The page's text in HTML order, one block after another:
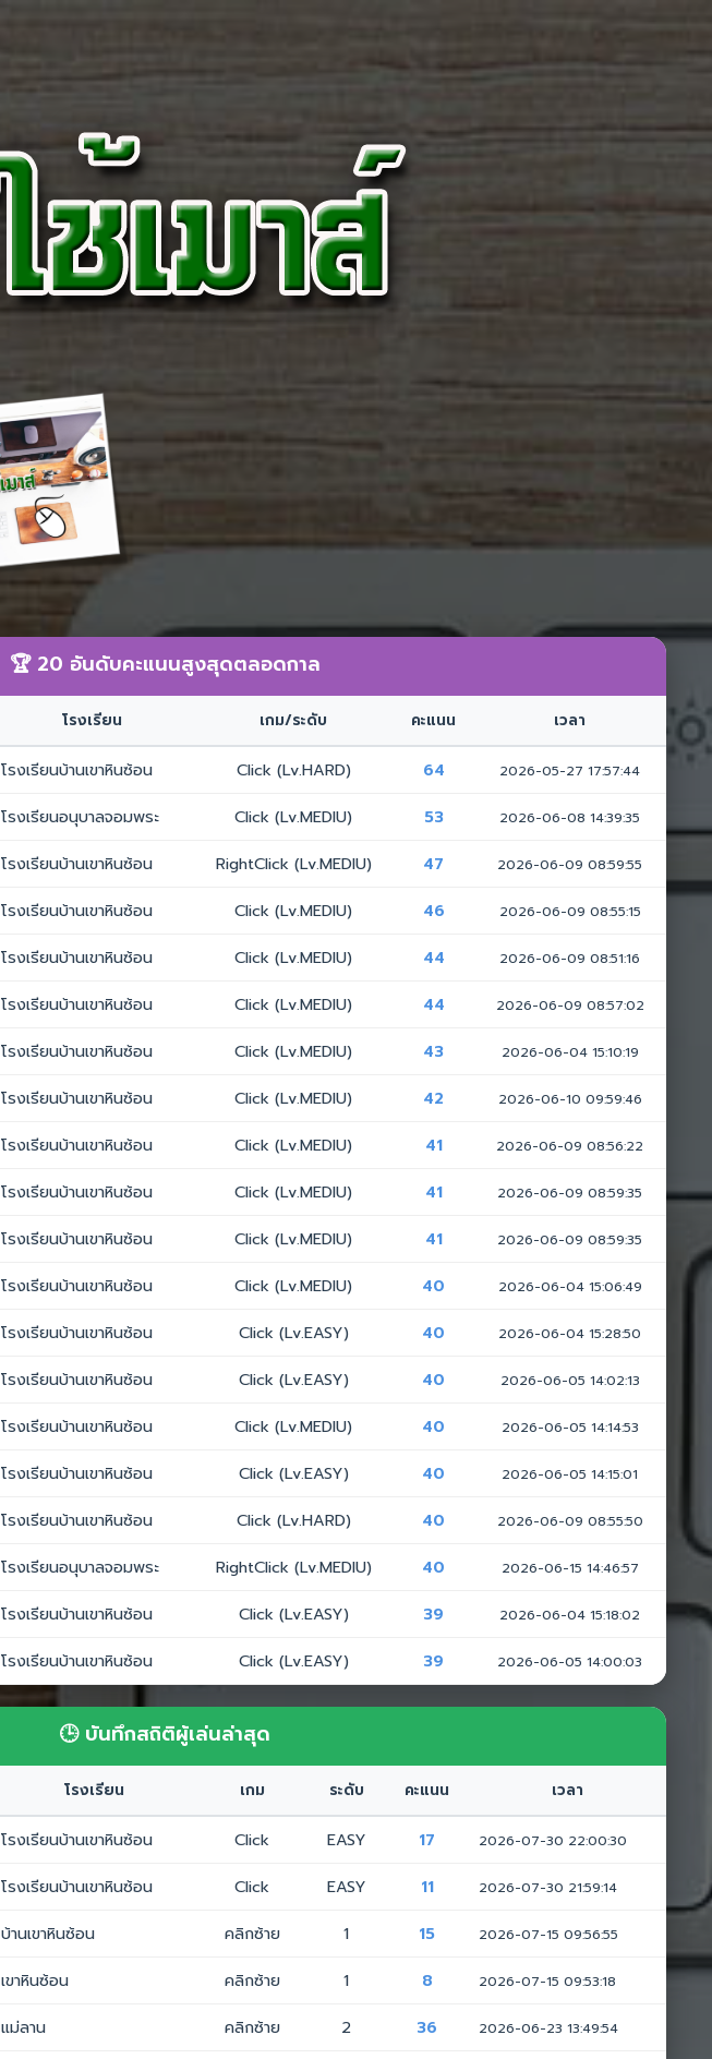
🏆 20 อันดับคะแนนสูงสุดตลอดกาล
โรงเรียน เกม/ระดับ คะแนน เวลา
โรงเรียนบ้านเขาหินซ้อน Click (Lv.HARD) 64 2026-05-27 17:57:44
โรงเรียนอนุบาลจอมพระ Click (Lv.MEDIU) 53 2026-06-08 14:39:35
โรงเรียนบ้านเขาหินซ้อน RightClick (Lv.MEDIU) 47 2026-06-09 08:59:55
โรงเรียนบ้านเขาหินซ้อน Click (Lv.MEDIU) 46 2026-06-09 08:55:15
โรงเรียนบ้านเขาหินซ้อน Click (Lv.MEDIU) 44 2026-06-09 08:51:16
โรงเรียนบ้านเขาหินซ้อน Click (Lv.MEDIU) 44 2026-06-09 08:57:02
โรงเรียนบ้านเขาหินซ้อน Click (Lv.MEDIU) 43 2026-06-04 15:10:19
โรงเรียนบ้านเขาหินซ้อน Click (Lv.MEDIU) 42 2026-06-10 09:59:46
โรงเรียนบ้านเขาหินซ้อน Click (Lv.MEDIU) 41 2026-06-09 08:56:22
โรงเรียนบ้านเขาหินซ้อน Click (Lv.MEDIU) 41 2026-06-09 08:59:35
โรงเรียนบ้านเขาหินซ้อน Click (Lv.MEDIU) 41 2026-06-09 08:59:35
โรงเรียนบ้านเขาหินซ้อน Click (Lv.MEDIU) 40 2026-06-04 15:06:49
โรงเรียนบ้านเขาหินซ้อน Click (Lv.EASY) 40 2026-06-04 15:28:50
โรงเรียนบ้านเขาหินซ้อน Click (Lv.EASY) 40 2026-06-05 14:02:13
โรงเรียนบ้านเขาหินซ้อน Click (Lv.MEDIU) 40 2026-06-05 14:14:53
โรงเรียนบ้านเขาหินซ้อน Click (Lv.EASY) 40 2026-06-05 14:15:01
โรงเรียนบ้านเขาหินซ้อน Click (Lv.HARD) 40 2026-06-09 08:55:50
โรงเรียนอนุบาลจอมพระ RightClick (Lv.MEDIU) 40 2026-06-15 14:46:57
โรงเรียนบ้านเขาหินซ้อน Click (Lv.EASY) 39 2026-06-04 15:18:02
โรงเรียนบ้านเขาหินซ้อน Click (Lv.EASY) 39 2026-06-05 14:00:03
🕒 บันทึกสถิติผู้เล่นล่าสุด
โรงเรียน เกม ระดับ คะแนน เวลา
โรงเรียนบ้านเขาหินซ้อน Click EASY 17 2026-07-30 22:00:30
โรงเรียนบ้านเขาหินซ้อน Click EASY 11 2026-07-30 21:59:14
บ้านเขาหินซ้อน คลิกซ้าย 1 15 2026-07-15 09:56:55
เขาหินซ้อน คลิกซ้าย 1 8 2026-07-15 09:53:18
แม่ลาน คลิกซ้าย 2 36 2026-06-23 13:49:54